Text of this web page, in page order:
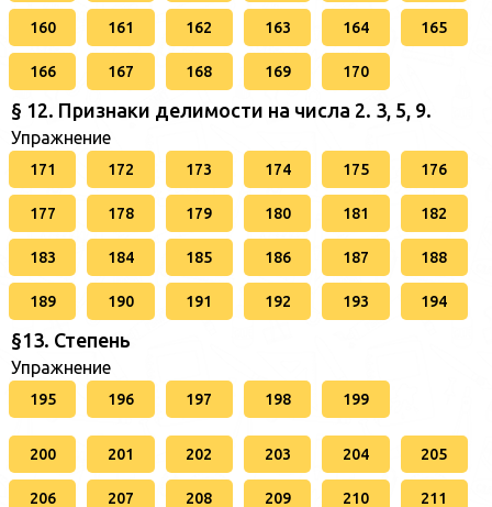
160 161 162 163 164 165
166 167 168 169 170
§ 12. Признаки делимости на числа 2. 3, 5, 9.
Упражнение
171 172 173 174 175 176
177 178 179 180 181 182
183 184 185 186 187 188
189 190 191 192 193 194
§13. Степень
Упражнение
195 196 197 198 199
200 201 202 203 204 205
206 207 208 209 210 211